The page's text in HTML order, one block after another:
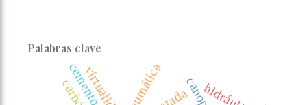
Palabras clave
virtualidad neumática
cemento
carbón